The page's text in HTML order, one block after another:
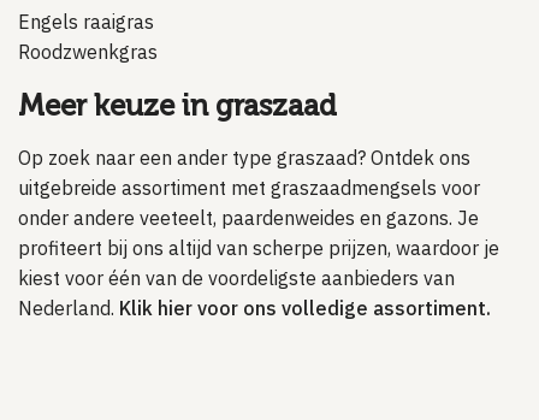
Engels raaigras
Roodzwenkgras
Meer keuze in graszaad
Op zoek naar een ander type graszaad? Ontdek ons
uitgebreide assortiment met graszaadmengsels voor
onder andere veeteelt, paardenweides en gazons. Je
profiteert bij ons altijd van scherpe prijzen, waardoor je
kiest voor één van de voordeligste aanbieders van
Nederland. Klik hier voor ons volledige assortiment.